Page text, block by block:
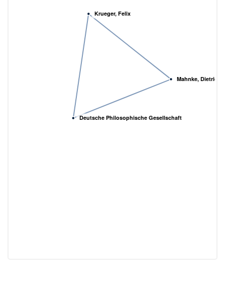
Deutsche Philosophische Gesellschaft
Mahnke, Dietrich
Krueger, Felix